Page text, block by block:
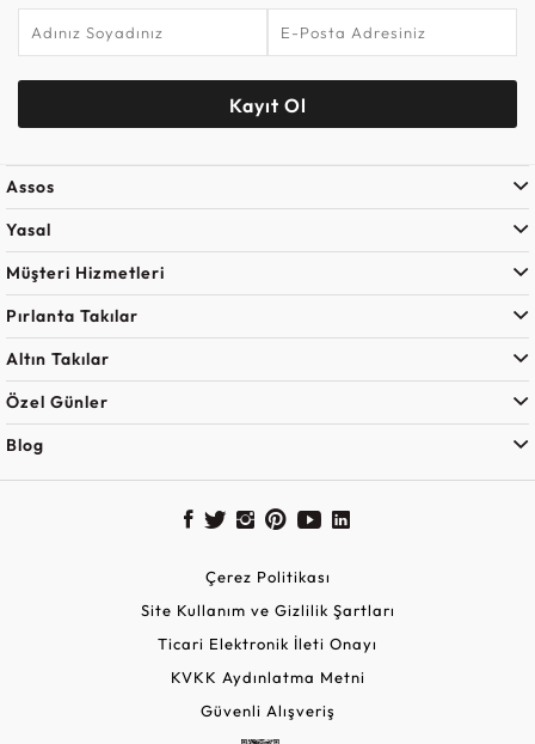
Kayıt Ol
Assos
Yasal
Müşteri Hizmetleri
Pırlanta Takılar
Altın Takılar
Özel Günler
Blog
Çerez Politikası
Site Kullanım ve Gizlilik Şartları
Ticari Elektronik İleti Onayı
KVKK Aydınlatma Metni
Güvenli Alışveriş